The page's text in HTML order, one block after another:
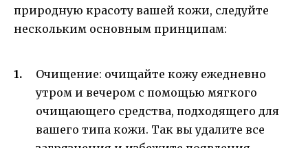
природную красоту вашей кожи, следуйте
нескольким основным принципам:
Очищение: очищайте кожу ежедневно
утром и вечером с помощью мягкого
очищающего средства, подходящего для
вашего типа кожи. Так вы удалите все